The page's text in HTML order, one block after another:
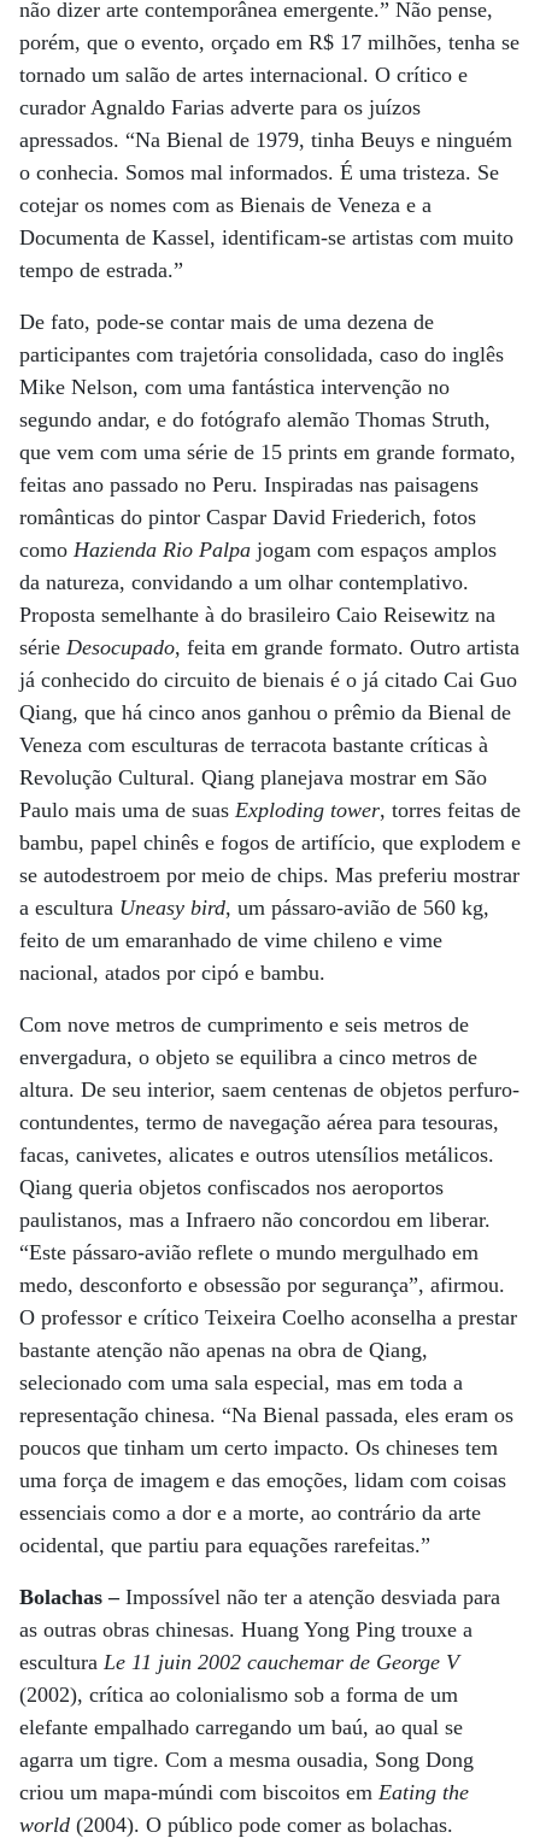
não dizer arte contemporânea emergente.” Não pense,
porém, que o evento, orçado em R$ 17 milhões, tenha se
tornado um salão de artes internacional. O crítico e
curador Agnaldo Farias adverte para os juízos
apressados. “Na Bienal de 1979, tinha Beuys e ninguém
o conhecia. Somos mal informados. É uma tristeza. Se
cotejar os nomes com as Bienais de Veneza e a
Documenta de Kassel, identificam-se artistas com muito
tempo de estrada.”
De fato, pode-se contar mais de uma dezena de
participantes com trajetória consolidada, caso do inglês
Mike Nelson, com uma fantástica intervenção no
segundo andar, e do fotógrafo alemão Thomas Struth,
que vem com uma série de 15 prints em grande formato,
feitas ano passado no Peru. Inspiradas nas paisagens
românticas do pintor Caspar David Friederich, fotos
como Hazienda Rio Palpa jogam com espaços amplos
da natureza, convidando a um olhar contemplativo.
Proposta semelhante à do brasileiro Caio Reisewitz na
série Desocupado, feita em grande formato. Outro artista
já conhecido do circuito de bienais é o já citado Cai Guo
Qiang, que há cinco anos ganhou o prêmio da Bienal de
Veneza com esculturas de terracota bastante críticas à
Revolução Cultural. Qiang planejava mostrar em São
Paulo mais uma de suas Exploding tower, torres feitas de
bambu, papel chinês e fogos de artifício, que explodem e
se autodestroem por meio de chips. Mas preferiu mostrar
a escultura Uneasy bird, um pássaro-avião de 560 kg,
feito de um emaranhado de vime chileno e vime
nacional, atados por cipó e bambu.
Com nove metros de cumprimento e seis metros de
envergadura, o objeto se equilibra a cinco metros de
altura. De seu interior, saem centenas de objetos perfuro-
contundentes, termo de navegação aérea para tesouras,
facas, canivetes, alicates e outros utensílios metálicos.
Qiang queria objetos confiscados nos aeroportos
paulistanos, mas a Infraero não concordou em liberar.
“Este pássaro-avião reflete o mundo mergulhado em
medo, desconforto e obsessão por segurança”, afirmou.
O professor e crítico Teixeira Coelho aconselha a prestar
bastante atenção não apenas na obra de Qiang,
selecionado com uma sala especial, mas em toda a
representação chinesa. “Na Bienal passada, eles eram os
poucos que tinham um certo impacto. Os chineses tem
uma força de imagem e das emoções, lidam com coisas
essenciais como a dor e a morte, ao contrário da arte
ocidental, que partiu para equações rarefeitas.”
Bolachas –Impossível não ter a atenção desviada para
as outras obras chinesas. Huang Yong Ping trouxe a
escultura Le 11 juin 2002 cauchemar de George V
(2002), crítica ao colonialismo sob a forma de um
elefante empalhado carregando um baú, ao qual se
agarra um tigre. Com a mesma ousadia, Song Dong
criou um mapa-múndi com biscoitos em Eating the
world (2004). O público pode comer as bolachas.